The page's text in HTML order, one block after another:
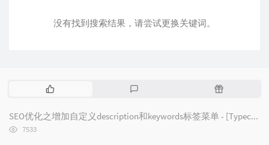
没有找到搜索结果，请尝试更换关键词。
热
文
评
随
文
SEO优化之增加自定义description和keywords标签菜单 - [Typecho/Handsome]
浏
7533